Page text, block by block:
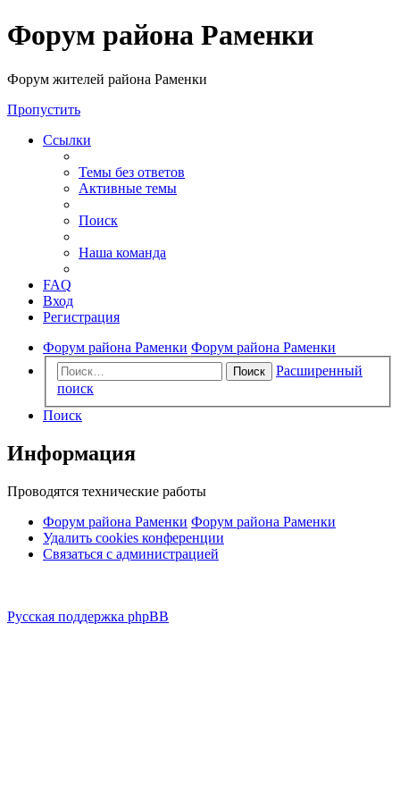
Форум района Раменки
Форум жителей района Раменки
Пропустить
Ссылки
Темы без ответов
Активные темы
Поиск
Наша команда
FAQ
Вход
Регистрация
Форум района Раменки Форум района Раменки
Поиск
Расширенный
поиск
Поиск
Информация
Проводятся технические работы
Форум района Раменки Форум района Раменки
Удалить cookies конференции
Связаться с администрацией
Русская поддержка phpBB